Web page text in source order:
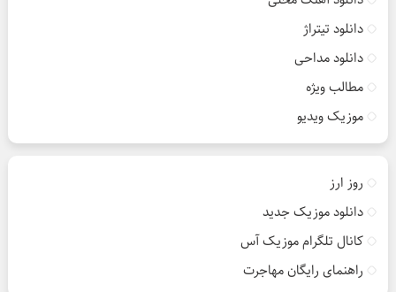
دانلود تیتراژ
دانلود مداحی
مطالب ویژه
موزیک ویدیو
روز ارز
دانلود موزیک جدید
کانال تلگرام موزیک آس
راهنمای رایگان مهاجرت